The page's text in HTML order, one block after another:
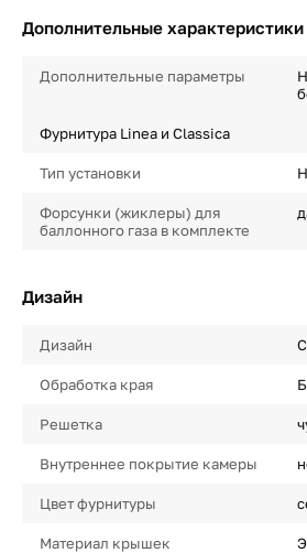
Дополнительные характеристики
Дополнительные параметры
Фурнитура Linea и Classica
Тип установки
Форсунки (жиклеры) для
баллонного газа в комплекте
Дизайн
Дизайн
Обработка края
Решетка
Внутреннее покрытие камеры
Цвет фурнитуры
Материал крышек